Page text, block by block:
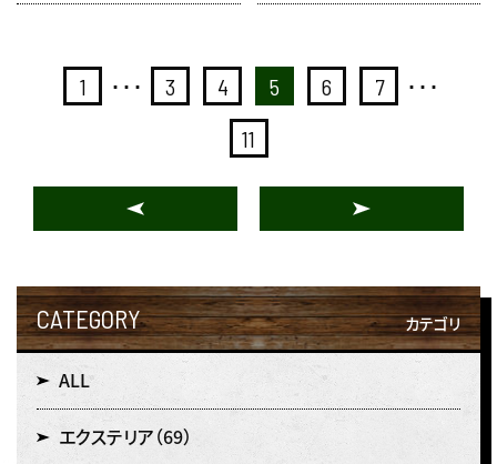
1 ･･･ 3 4 5 6 7
･･･
11
CATEGORY カテゴリ
ALL
エクステリア （69）